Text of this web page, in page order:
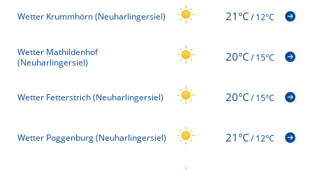
Wetter Krummhörn (Neuharlingersiel) 21°C/12°C
Wetter Mathildenhof
(Neuharlingersiel)
20°C/15°C
Wetter Fetterstrich (Neuharlingersiel) 20°C/15°C
Wetter Poggenburg (Neuharlingersiel) 21°C/12°C